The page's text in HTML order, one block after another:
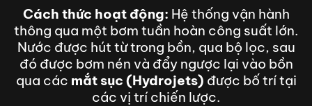
Cách thức hoạt động: Hệ thống vận hành
thông qua một bơm tuần hoàn công suất lớn.
Nước được hút từ trong bồn, qua bộ lọc, sau
đó được bơm nén và đẩy ngược lại vào bồn
qua các mắt sục (Hydrojets) được bố trí tại
các vị trí chiến lược.